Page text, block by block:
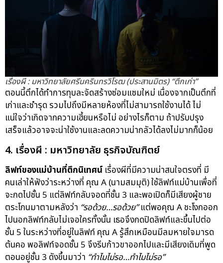
เรื่องผี : มหาวิทยาลัยศรีนครินทรวิโรฒ (ประสานมิตร) “ตึกเก่า”
ตอนนี้ตึกได้ทำการทุบละจัดสร้างซ่อมแซมใหม่ เนื่องจากเป็นตึกที่
เก่าและชำรุด รวมไปถึงมีหลายห้องที่ไม่สามารถใช้งานได้ ไม่
แน่ใจว่าเกิดจากความเฮี้ยนหรือไม่ อย่างไรก็ตาม ถ้าปรับปรุง
เสร็จแล้วอาจจะน่าใช้งานและลดความน่ากลัวได้ลงไม่มากก็น้อย
4. เรื่องผี : มหาวิทยาลัย ธุรกิจบัณฑิตย์
ลิฟท์ของแม่บ้านที่ตึกนิเทศน์ เรื่องผีที่มีความน่าสนใจตรงที่ มี
คนเล่าให้ฟังว่าระหว่างที่ คุณ A (นามสมมุติ) ใช้ลิฟท์แม่บ้านเพื่อที่
จะกดไปชั้น 5 แต่ลิฟท์กลับจอดที่ชั้น 3 และพอเปิดก็มีเสียงผู้ชาย
ตระโกนมาตามหลังว่า “รอด้วย…รอด้วย”แต่พอคุณ A ชะโงกออก
ไปนอกลิฟท์กลับไม่เจอใครทั้งนั้น เธอจึงกดปิดลิฟท์และขึ้นไปต่อ
ชั้น 5 ในระหว่างที่อยู่ในลิฟท์ คุณ A รู้สึกเหมือนมีลมหายใจมารด
ต้นคอ พอลิฟท์จอดชั้น 5 จึงรีบก้าวขาออกไปและมีเสียงเดิมที่พูด
ตอนอยู่ชั้น 3 ดังขึ้นมาว่า “ทำไมไม่รอ…ทำไมไม่รอ”